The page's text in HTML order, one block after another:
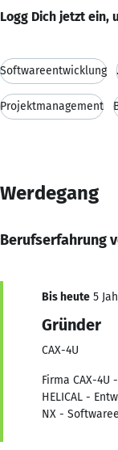
Logg Dich jetzt ein,
Softwareentwicklung
Projektmanagement
Werdegang
Berufserfahrung
Bis heute 5
Gründer
CAX-4U
Firma CAX-
HELICAL -
NX -